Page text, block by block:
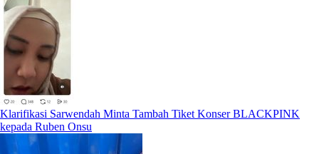
Klarifikasi Sarwendah Minta Tambah Tiket Konser BLACKPINK
kepada Ruben Onsu